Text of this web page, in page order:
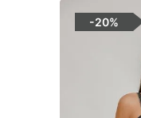
-20%